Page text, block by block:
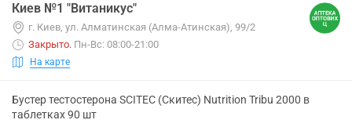
Киев №1 "Витаникус"
г. Киев, ул. Алматинская (Алма-Атинская), 99/2
Закрыто. Пн-Вс: 08:00-21:00
На карте
Бустер тестостерона SCITEC (Скитес) Nutrition Tribu 2000 в
таблетках 90 шт